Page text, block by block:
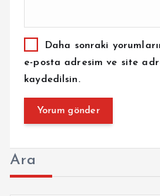
Daha sonraki
e-posta adresim ve site
kaydedilsin.
Ara